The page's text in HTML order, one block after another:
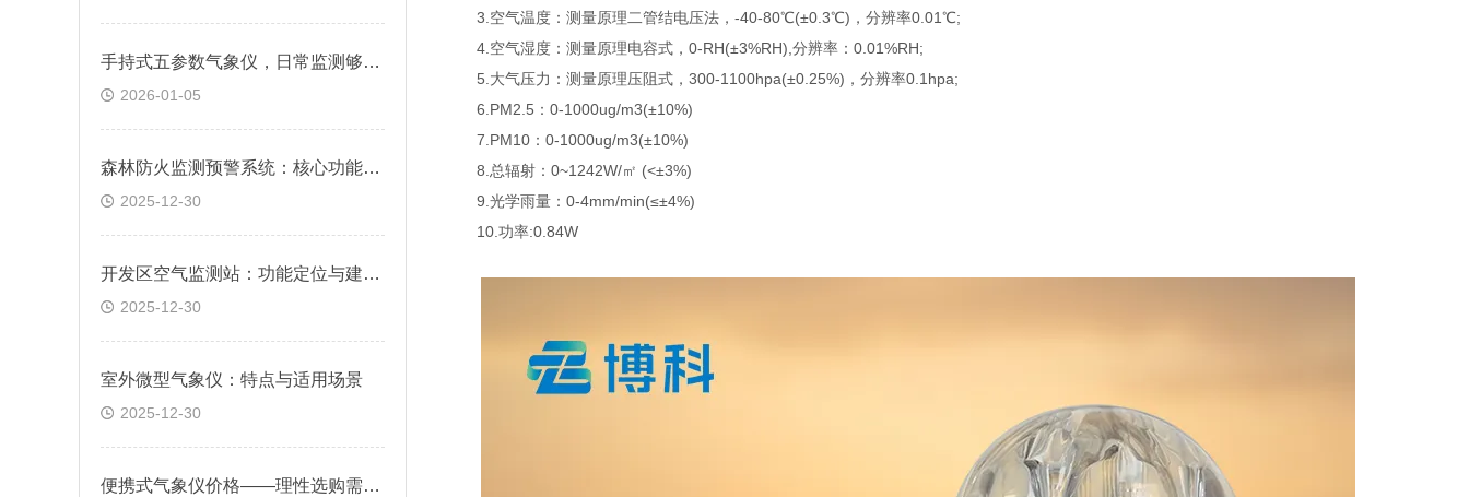
手持式五参数气象仪，日常监测够用吗?
2026-01-05
森林防火监测预警系统：核心功能与应用价值
2025-12-30
开发区空气监测站：功能定位与建设要点
2025-12-30
室外微型气象仪：特点与适用场景
2025-12-30
便携式气象仪价格——理性选购需兼顾性能与需求
3.空气温度：测量原理二管结电压法，-40-80℃(±0.3℃)，分辨率0.01℃;
4.空气湿度：测量原理电容式，0-RH(±3%RH),分辨率：0.01%RH;
5.大气压力：测量原理压阻式，300-1100hpa(±0.25%)，分辨率0.1hpa;
6.PM2.5：0-1000ug/m3(±10%)
7.PM10：0-1000ug/m3(±10%)
8.总辐射：0~1242W/㎡ (<±3%)
9.光学雨量：0-4mm/min(≤±4%)
10.功率:0.84W